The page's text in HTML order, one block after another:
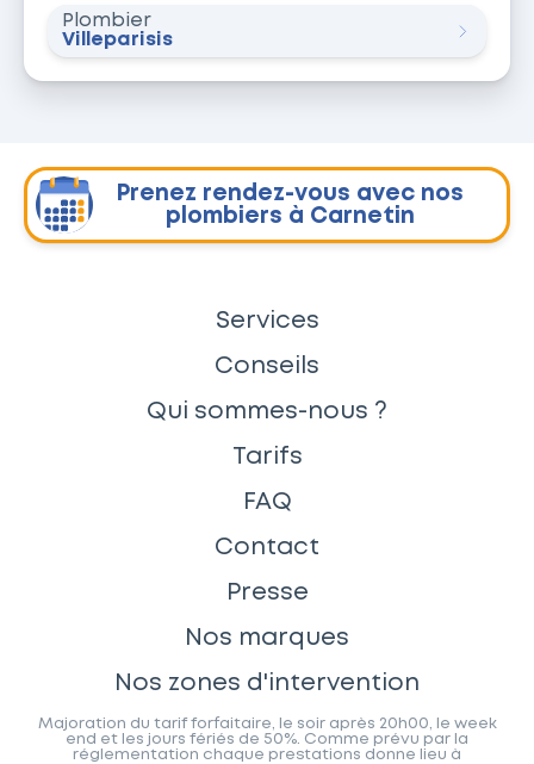
Plombier
Villeparisis
Prenez rendez-vous avec nos
plombiers à Carnetin
Services
Conseils
Qui sommes-nous ?
Tarifs
FAQ
Contact
Presse
Nos marques
Nos zones d'intervention
Majoration du tarif forfaitaire, le soir après 20h00, le week
end et les jours fériés de 50%. Comme prévu par la
réglementation chaque prestations donne lieu à